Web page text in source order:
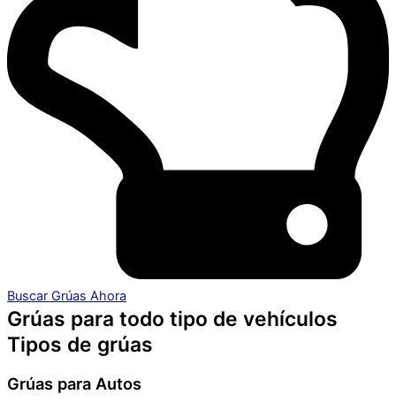
Buscar Grúas Ahora
Grúas para todo tipo de vehículos
Tipos de grúas
Grúas para Autos